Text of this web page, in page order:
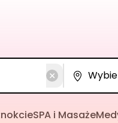
SPA i Masaże